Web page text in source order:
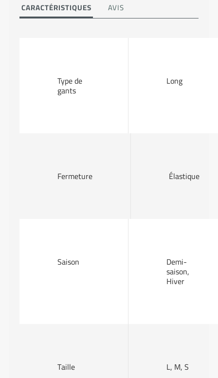
CARACTÉRISTIQUES AVIS
Type de
gants
Long
Fermeture Élastique
Saison Demi-
saison,
Hiver
Taille L, M, S